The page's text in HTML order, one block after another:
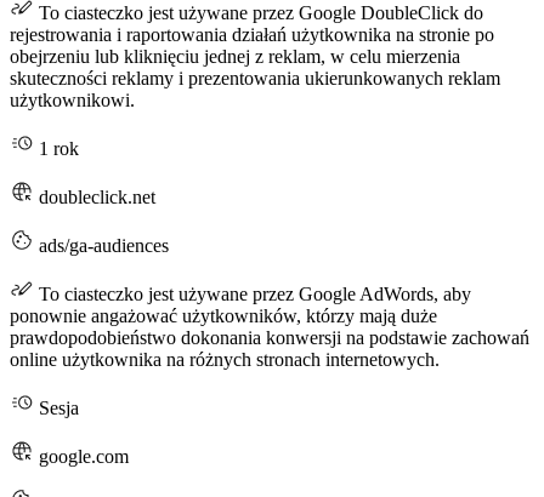
To ciasteczko jest używane przez Google DoubleClick do
rejestrowania i raportowania działań użytkownika na stronie po
obejrzeniu lub kliknięciu jednej z reklam, w celu mierzenia
skuteczności reklamy i prezentowania ukierunkowanych reklam
użytkownikowi.
1 rok
doubleclick.net
ads/ga-audiences
To ciasteczko jest używane przez Google AdWords, aby
ponownie angażować użytkowników, którzy mają duże
prawdopodobieństwo dokonania konwersji na podstawie zachowań
online użytkownika na różnych stronach internetowych.
Sesja
google.com